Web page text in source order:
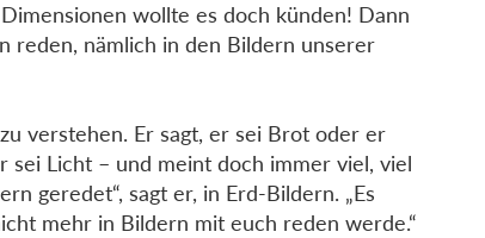
wollte es doch künden! Dann
reden, nämlich in den Bildern unserer
verstehen. Er sagt, er sei Brot oder er
sei Licht – und meint doch immer viel, viel
geredet“, sagt er, in Erd-Bildern. „Es
mehr in Bildern mit euch reden werde.“